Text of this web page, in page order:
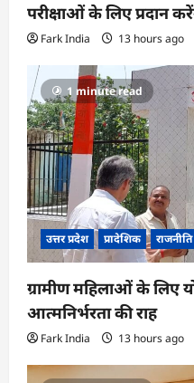
परीक्षाओं के लिए प्रदान
Fark India 13 hours ago
1 minute read
उत्तर प्रदेश प्रादेशिक राजनीति
ग्रामीण महिलाओं के लिए
आत्मनिर्भरता की राह
Fark India 13 hours ago